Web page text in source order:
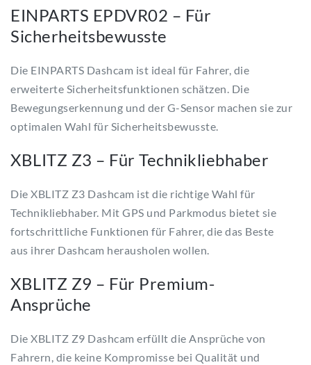
EINPARTS EPDVR02 – Für
Sicherheitsbewusste
Die EINPARTS Dashcam ist ideal für Fahrer, die
erweiterte Sicherheitsfunktionen schätzen. Die
Bewegungserkennung und der G-Sensor machen sie zur
optimalen Wahl für Sicherheitsbewusste.
XBLITZ Z3 – Für Technikliebhaber
Die XBLITZ Z3 Dashcam ist die richtige Wahl für
Technikliebhaber. Mit GPS und Parkmodus bietet sie
fortschrittliche Funktionen für Fahrer, die das Beste
aus ihrer Dashcam herausholen wollen.
XBLITZ Z9 – Für Premium-
Ansprüche
Die XBLITZ Z9 Dashcam erfüllt die Ansprüche von
Fahrern, die keine Kompromisse bei Qualität und